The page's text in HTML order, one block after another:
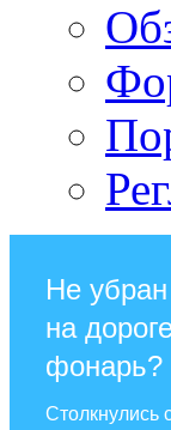
Не
на
фонарь?
Столкнулись